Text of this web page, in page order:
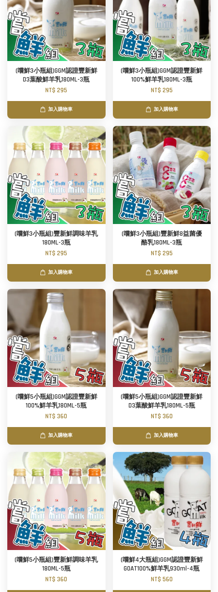
(嚐鮮3小瓶組)GGM認證豐新鮮
D3葉酸鮮羊乳180ML-3瓶
NT$ 295
加入購物車
(嚐鮮3小瓶組)GGM認證豐新鮮
100%鮮羊乳180ML-3瓶
NT$ 295
加入購物車
(嚐鮮3小瓶組)豐新鮮調味羊乳
180ML-3瓶
NT$ 295
加入購物車
(嚐鮮3小瓶組)豐新鮮8益菌優
酪乳180ML-3瓶
NT$ 295
加入購物車
(嚐鮮5小瓶組)GGM認證豐新鮮
100%鮮羊乳180ML-5瓶
NT$ 360
加入購物車
(嚐鮮5小瓶組)GGM認證豐新鮮
D3葉酸鮮羊乳180ML-5瓶
NT$ 360
加入購物車
(嚐鮮5小瓶組)豐新鮮調味羊乳
180ML-5瓶
NT$ 360
(嚐鮮4大瓶組)GGM認證豐新鮮
GOAT100%鮮羊乳930ml-4瓶
NT$ 560